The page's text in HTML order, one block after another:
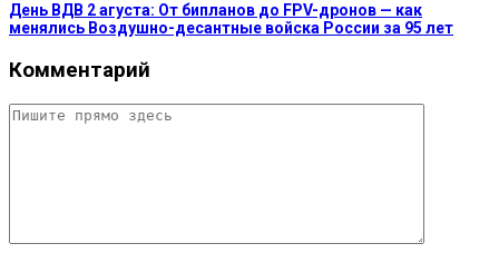
День ВДВ 2 агуста: От бипланов до FPV-дронов — как
менялись Воздушно-десантные войска России за 95 лет
Комментарий